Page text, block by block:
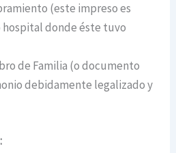
(este impreso es
donde éste tuvo
de Familia (o documento
debidamente legalizado y